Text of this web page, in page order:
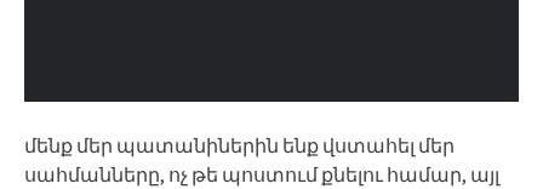
մենք մեր պատանիներին ենք վստահել մեր
սահմանները, ոչ թե պոստում քնելու համար, այլ